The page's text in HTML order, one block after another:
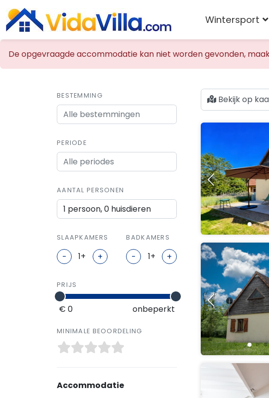
De opgevraagde accommodatie kan niet worden gevonden,
BESTEMMING
PERIODE
AANTAL PERSONEN
1 persoon, 0 huisdieren
SLAAPKAMERS
- +
BADKAMERS
- +
PRIJS
€ 0 onbeperkt
MINIMALE BEOORDELING
Accommodatie
Bekijk op
Wintersport